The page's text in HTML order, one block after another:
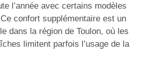
l’année avec certains modèles
confort supplémentaire est un
dans la région de Toulon, où les
limitent parfois l’usage de la